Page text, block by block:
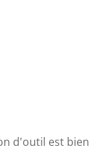
d'outil est bien